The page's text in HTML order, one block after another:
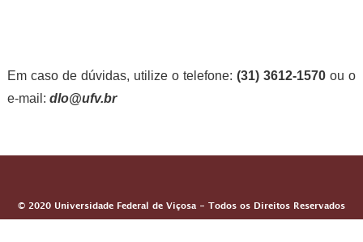
Em caso de dúvidas, utilize o telefone:(31) 3612-1570 ou o
e-mail: dlo@ufv.br
© 2020 Universidade Federal de Viçosa - Todos os Direitos Reservados